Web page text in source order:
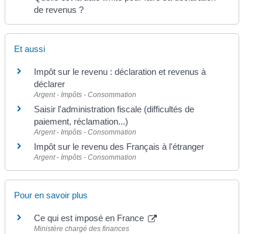
de revenus ?
Et aussi
Impôt sur le revenu : déclaration et revenus à
déclarer
Argent - Impôts - Consommation
Saisir l'administration fiscale (difficultés de
paiement, réclamation...)
Argent - Impôts - Consommation
Impôt sur le revenu des Français à l'étranger
Argent - Impôts - Consommation
Pour en savoir plus
Ce qui est imposé en France
Ministère chargé des finances